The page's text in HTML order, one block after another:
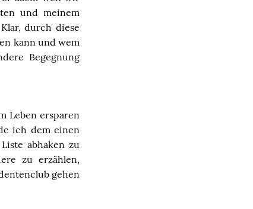
und meinem
durch diese
kann und wem
Begegnung
Leben ersparen
ich dem einen
abhaken zu
zu erzählen,
gehen